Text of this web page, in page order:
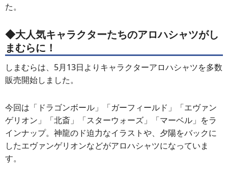
た。
◆大人気キャラクターたちのアロハシャツがし
まむらに！
しまむらは、5月13日よりキャラクターアロハシャツを多数
販売開始しました。
今回は「ドラゴンボール」「ガーフィールド」「エヴァン
ゲリオン」「北斎」「スターウォーズ」「マーベル」をラ
インナップ。神龍のド迫力なイラストや、夕陽をバックに
したエヴァンゲリオンなどがアロハシャツになっていま
す。